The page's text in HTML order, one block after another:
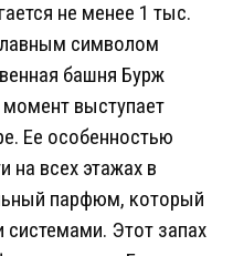
не менее 1 тыс.
символом
башня Бурж
выступает
Ее особенностью
на всех этажах в
парфюм, который
Этот запах